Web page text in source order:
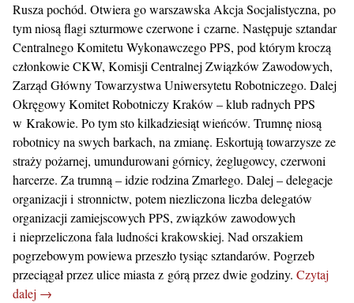
Rusza pochód. Otwiera go warszawska Akcja Socjalistyczna, po
tym niosą flagi szturmowe czerwone i czarne. Następuje sztandar
Centralnego Komitetu Wykonawczego PPS, pod którym kroczą
członkowie CKW, Komisji Centralnej Związków Zawodowych,
Zarząd Główny Towarzystwa Uniwersytetu Robotniczego. Dalej
Okręgowy Komitet Robotniczy Kraków – klub radnych PPS
w Krakowie. Po tym sto kilkadziesiąt wieńców. Trumnę niosą
robotnicy na swych barkach, na zmianę. Eskortują towarzysze ze
straży pożarnej, umundurowani górnicy, żeglugowcy, czerwoni
harcerze. Za trumną – idzie rodzina Zmarłego. Dalej – delegacje
organizacji i stronnictw, potem niezliczona liczba delegatów
organizacji zamiejscowych PPS, związków zawodowych
i nieprzeliczona fala ludności krakowskiej. Nad orszakiem
pogrzebowym powiewa przeszło tysiąc sztandarów. Pogrzeb
przeciągał przez ulice miasta z górą przez dwie godziny. Czytaj
dalej →